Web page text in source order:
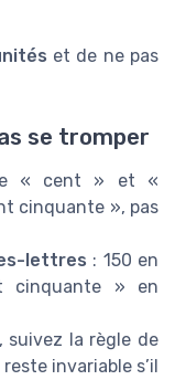
et de ne pas
se tromper
« cent » et «
cinquante », pas
lettres : 150 en
cinquante » en
, suivez la règle de
invariable s’il